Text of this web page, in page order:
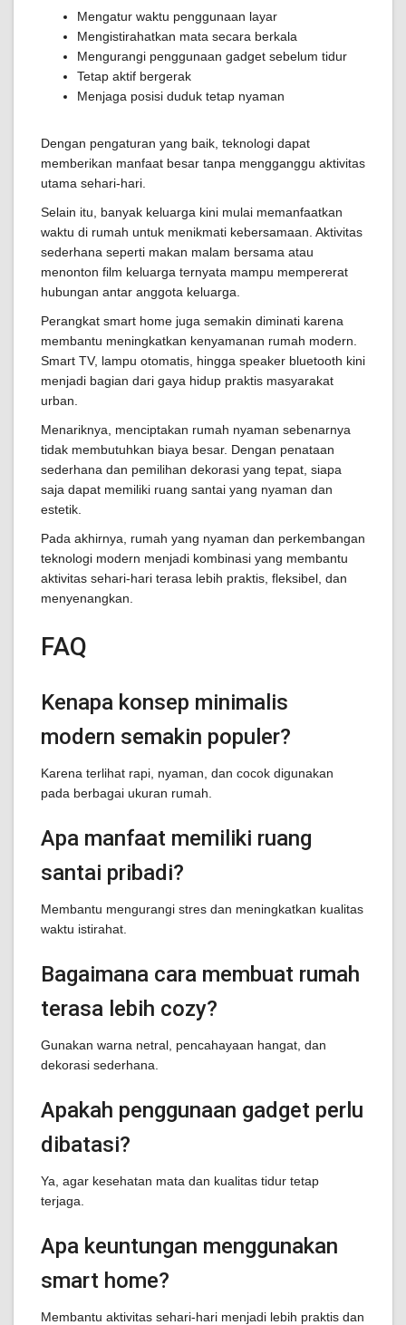
Mengatur waktu penggunaan layar
Mengistirahatkan mata secara berkala
Mengurangi penggunaan gadget sebelum tidur
Tetap aktif bergerak
Menjaga posisi duduk tetap nyaman
Dengan pengaturan yang baik, teknologi dapat
memberikan manfaat besar tanpa mengganggu aktivitas
utama sehari-hari.
Selain itu, banyak keluarga kini mulai memanfaatkan
waktu di rumah untuk menikmati kebersamaan. Aktivitas
sederhana seperti makan malam bersama atau
menonton film keluarga ternyata mampu mempererat
hubungan antar anggota keluarga.
Perangkat smart home juga semakin diminati karena
membantu meningkatkan kenyamanan rumah modern.
Smart TV, lampu otomatis, hingga speaker bluetooth kini
menjadi bagian dari gaya hidup praktis masyarakat
urban.
Menariknya, menciptakan rumah nyaman sebenarnya
tidak membutuhkan biaya besar. Dengan penataan
sederhana dan pemilihan dekorasi yang tepat, siapa
saja dapat memiliki ruang santai yang nyaman dan
estetik.
Pada akhirnya, rumah yang nyaman dan perkembangan
teknologi modern menjadi kombinasi yang membantu
aktivitas sehari-hari terasa lebih praktis, fleksibel, dan
menyenangkan.
FAQ
Kenapa konsep minimalis
modern semakin populer?
Karena terlihat rapi, nyaman, dan cocok digunakan
pada berbagai ukuran rumah.
Apa manfaat memiliki ruang
santai pribadi?
Membantu mengurangi stres dan meningkatkan kualitas
waktu istirahat.
Bagaimana cara membuat rumah
terasa lebih cozy?
Gunakan warna netral, pencahayaan hangat, dan
dekorasi sederhana.
Apakah penggunaan gadget perlu
dibatasi?
Ya, agar kesehatan mata dan kualitas tidur tetap
terjaga.
Apa keuntungan menggunakan
smart home?
Membantu aktivitas sehari-hari menjadi lebih praktis dan